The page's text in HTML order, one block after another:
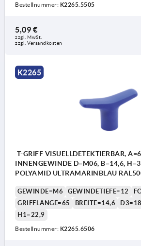
Bestellnummer: K2265.5505
5,09 €
zzgl. MwSt.
zzgl. Versandkosten
K2265
T-GRIFF VISUELLDETEKTIERBAR,
INNENGEWINDE D=M06, B=14,6,
POLYAMID ULTRAMARINBLAU
GEWINDE=M6 GEWINDETIEFE=12
GRIFFLÄNGE=65
BREITE=14,6 D3=18
H1=22,9
Bestellnummer: K2265.6506